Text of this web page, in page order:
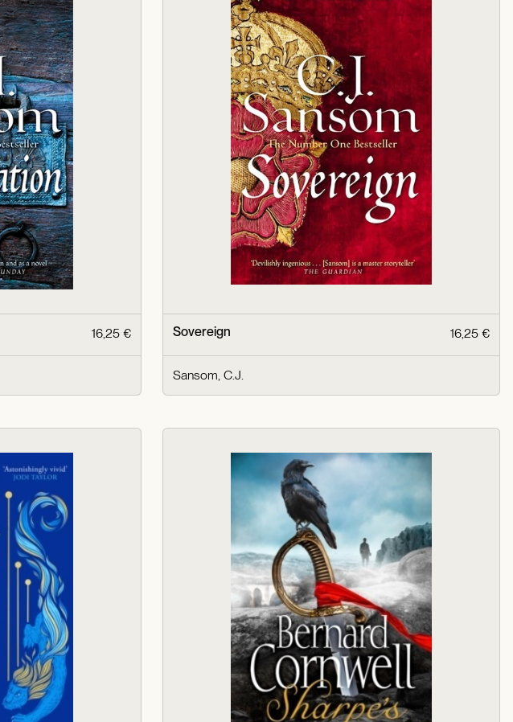
16,25 € Sovereign 16,25 €
Sansom, C.J.